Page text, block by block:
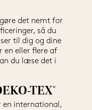
det nemt for
så du
til dig og dine
en eller flere af
du læse det i
TEX®
en international,